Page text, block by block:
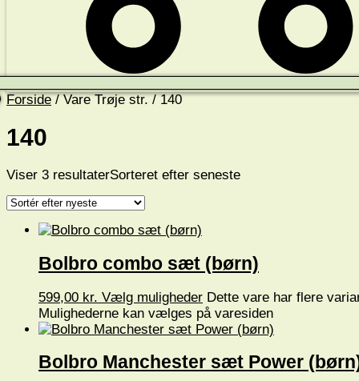
Forside/ Vare Trøje str. / 140
140
Viser 3 resultaterSorteret efter seneste
Bolbro combo sæt (børn)
599,00 kr. Vælg muligheder Dette vare har flere
Mulighederne kan vælges på varesiden
Bolbro Manchester sæt Power